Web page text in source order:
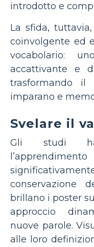
introdotto e
La sfida,
coinvolgente ed
vocabolario:
accattivante e
trasformando
imparano e
Svelare il
Gli studi
conservazione
brillano i poster
approccio
nuove parole.
alle loro